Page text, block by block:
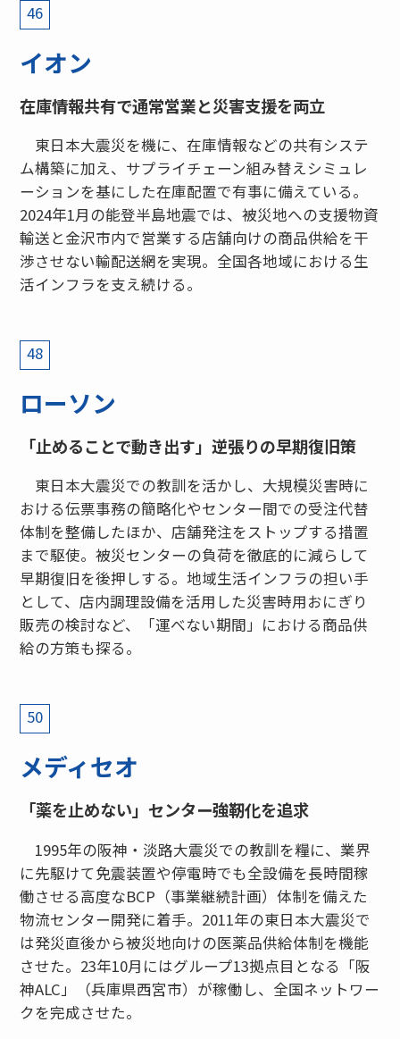
46
イオン
在庫情報共有で通常営業と災害支援を両立
東日本大震災を機に、在庫情報などの共有システ
ム構築に加え、サプライチェーン組み替えシミュレ
ーションを基にした在庫配置で有事に備えている。
2024年1月の能登半島地震では、被災地への支援物資
輸送と金沢市内で営業する店舗向けの商品供給を干
渉させない輸配送網を実現。全国各地域における生
活インフラを支え続ける。
48
ローソン
「止めることで動き出す」逆張りの早期復旧策
東日本大震災での教訓を活かし、大規模災害時に
おける伝票事務の簡略化やセンター間での受注代替
体制を整備したほか、店舗発注をストップする措置
まで駆使。被災センターの負荷を徹底的に減らして
早期復旧を後押しする。地域生活インフラの担い手
として、店内調理設備を活用した災害時用おにぎり
販売の検討など、「運べない期間」における商品供
給の方策も探る。
50
メディセオ
「薬を止めない」センター強靭化を追求
1995年の阪神・淡路大震災での教訓を糧に、業界
に先駆けて免震装置や停電時でも全設備を長時間稼
働させる高度なBCP（事業継続計画）体制を備えた
物流センター開発に着手。2011年の東日本大震災で
は発災直後から被災地向けの医薬品供給体制を機能
させた。23年10月にはグループ13拠点目となる「阪
神ALC」（兵庫県西宮市）が稼働し、全国ネットワー
クを完成させた。